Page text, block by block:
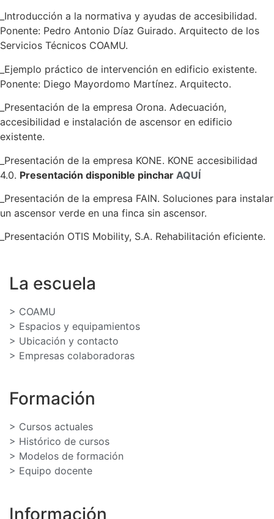
_Introducción a la normativa y ayudas de accesibilidad.
Ponente: Pedro Antonio Díaz Guirado. Arquitecto de los
Servicios Técnicos COAMU.
_Ejemplo práctico de intervención en edificio existente.
Ponente: Diego Mayordomo Martínez. Arquitecto.
_Presentación de la empresa Orona. Adecuación,
accesibilidad e instalación de ascensor en edificio
existente.
_Presentación de la empresa KONE. KONE accesibilidad
4.0. Presentación disponible pinchar AQUÍ
_Presentación de la empresa FAIN. Soluciones para instalar
un ascensor verde en una finca sin ascensor.
_Presentación OTIS Mobility, S.A. Rehabilitación eficiente.
La escuela
> COAMU
> Espacios y equipamientos
> Ubicación y contacto
> Empresas colaboradoras
Formación
> Cursos actuales
> Histórico de cursos
> Modelos de formación
> Equipo docente
Información